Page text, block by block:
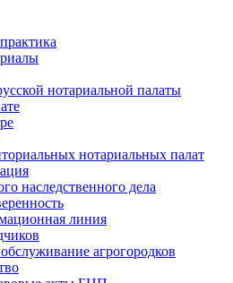
нотариальной палаты
нотариальных палат
наследственного дела
линия
агрогородков